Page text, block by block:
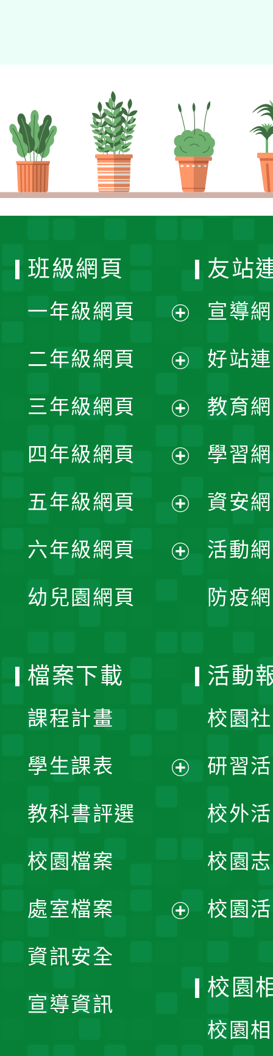
班級網頁
一年級網頁
開
選
單
二年級網頁
開
選
單
三年級網頁
開
選
單
四年級網頁
開
選
五年級網頁
開
六年級網頁
幼兒園網頁
友站
宣導
好站
教育
學習
資安
活動
防疫
檔案下載
課程計畫
學生課表
單
教科書評選
校園檔案
處室檔案
資訊安全
宣導資訊
活動
校園
研習
校外
校園
校園
校園
校園